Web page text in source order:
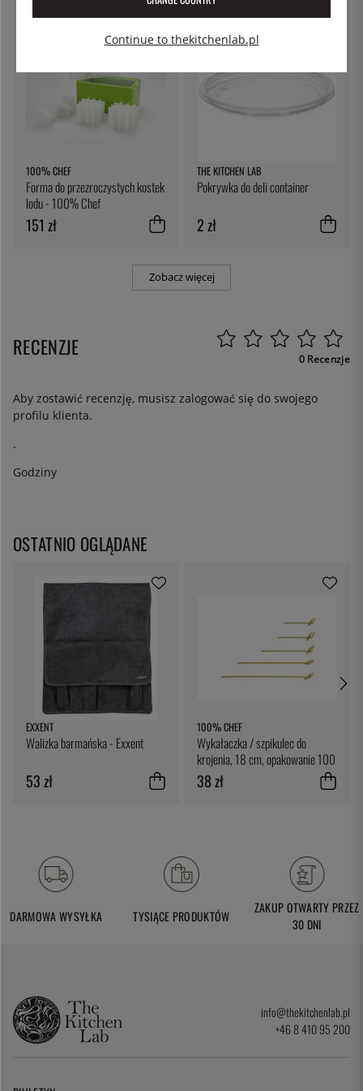
100% CHEF
Forma do przezroczystych kostek
lodu - 100% Chef
151 zł
THE KITCHEN LAB
Pokrywka do deli container
2 zł
Zobacz więcej
RECENZJE 0 Recenzje
Aby zostawić recenzję, musisz zalogować się do swojego
profilu klienta.
.
Godziny
OSTATNIO OGLĄDANE
EXXENT
Walizka barmańska - Exxent
53 zł
100% CHEF
Wykałaczka / szpikulec do
krojenia, 18 cm, opakowanie 100
sztuk - 100% Chef
38 zł
DARMOWA WYSYŁKA TYSIĄCE PRODUKTÓW
ZAKUP OTWARTY PRZEZ
30 DNI
info@thekitchenlab.pl
+46 8 410 95 200
Continue to thekitchenlab.pl